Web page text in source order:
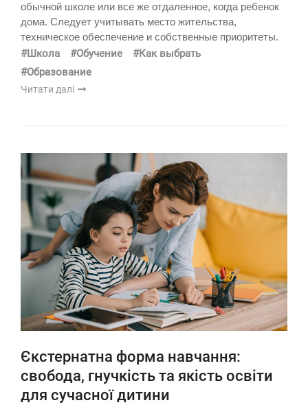
обычной школе или все же отдаленное, когда ребенок
дома. Следует учитывать место жительства,
техническое обеспечение и собственные приоритеты.
#Школа #Обучение
#Как выбрать
#Образование
Читати далі
Єкстернатна форма навчання:
свобода, гнучкість та якість освіти
для сучасної дитини